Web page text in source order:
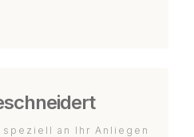
an Ihr Anliegen